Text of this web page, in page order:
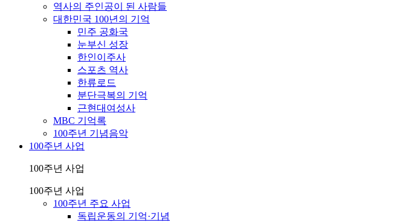
역사의 주인공이 된 사람들
대한민국 100년의 기억
민주 공화국
눈부신 성장
한인이주사
스포츠 역사
한류로드
분단극복의 기억
근현대여성사
MBC 기억록
100주년 기념음악
100주년 사업
100주년 사업
100주년 사업
100주년 주요 사업
독립운동의 기억·기념